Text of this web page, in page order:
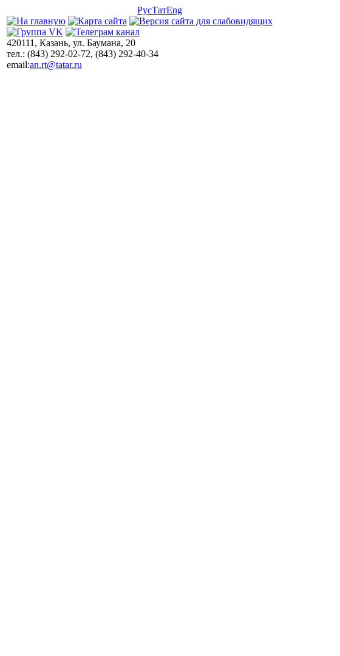
РусТатEng
420111, Казань, ул. Баумана, 20
тел.: (843) 292-02-72, (843) 292-40-34
email:an.rt@tatar.ru